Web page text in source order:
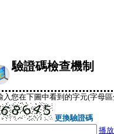
驗證碼檢查機制
入您在下圖中看到的字元(字母
更換驗證碼
播